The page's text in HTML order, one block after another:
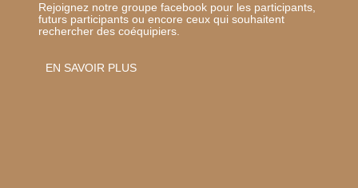
Rejoignez notre groupe facebook pour les participants,
futurs participants ou encore ceux qui souhaitent
rechercher des coéquipiers.
EN SAVOIR PLUS